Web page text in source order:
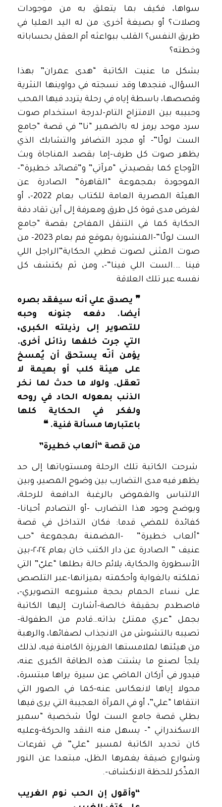
سواها، فكيف بما يتعلق به من موجودات
وصلات؟ أو بصيغة أخرى: من له اليد العليا في
طريق النفس؟ القلب ببواعثه أم العقل بحساباته
وخطته؟
بشكل ما عنيت الكاتبة “هدى عمران” بهذا
السؤال، فنجدها وقد نسجته في دواوينها النثرية
وقصصها، باسطة إياه في رحلة يتردد فيها المحب
وحبيبه بين الامتزاج التام-لدرجة استخدام صوت
سرد موحد يرمز له بالضمير “نا” في قصة “جامع
الست لولّا”- أو مجرد التضافر والتشابك الذي
يظهر صوت كل طرف-إما بقصد المناجاة وبث
الأوجاع كما بقصيدتي “مرآتي” و”قصائد خطيرة”-
الموجودة بمجموعة “القاهرة” الصادرة عن
الهيئة المصرية العامة للكتاب بعام 2022-، أو
لغرض مدى قوة كل طرق ومعرفة إلى أين تقاد دفة
الحكاية كما في التنقل المفاجئ بقصة “جامع
الست لولّا”-المنشورة بموقع فم بعام 2023- من
صوت المثنى لصوت قطبي الحكاية”الراجل اللي
فينا ….الست اللي فينا”-، ومن ثم يكتشف كل
نفسه عبر تلك العلاقة
❞ يصدق علي أنه سيفقد بصره
أيضا. دفعه جنونه وحبه
للتصوير إلى رذيلته الكبرى،
التي جرت خلفها رذائل أخرى.
يؤمن أنّه يستحق أن يُمسخ
على هيئة كلب أو بهيمة لا
تعقل. ولولا ما حدث لما نخر
الذنب بمعوله الحاد في روحه
ولفكر في الحكاية كلها
باعتبارها مسألة فنية. ❝
‏من قصة “ألعاب خطيرة”
شرحت الكاتبة تلك الرحلة ومستوياتها إلى حد
يظهر فيه مدى التضارب بين وضوح المصير، وبين
الالتباس والغموض بالرغبة الدافعة للرحلة،
ويوضح وجود هذا التضارب -أو التصادم أحيانا-
كفائدة للمضي قدما: فكان التداخل في قصة
“ألعاب خطيرة” -المضمنة بمجموعة “حب
عنيف ” الصادرة عن دار الكتب خان بعام ٢٠٢٤-بين
الأسطورة والحكاية، يلائم حالة بطلها “عليّ” التي
تملكته بالغواية وأحكمته بميزانها-عبر التلصص
على نساء الحمام بحجة مشروعه التصويري-،
فاصطدم بحقيقة خالصة-أشارت إليها الكاتبة
بجمل “عري ممتلئ بذاته…قادم من الطفولة-
تصيبه بالتشوش من الانجذاب لصفائها، والرهبة
من هيئتها لملامستها الغريزة الكامنة فيه، لذلك
يلجأ لصنع ما يشتت هذه الطاقة الكبرى عنه،
فيدور في أركان الماضي عن سيرة يراها مبتسرة،
محولا إياها لانعكاس عنه-كما في الصور التي
انتقاها “علي”، أو في المرآة العجيبة التي يرى فيها
بطلي قصة جامع الست لولّا شخصية “سمير
الاسكندراني “- يسهل منه النقد والحركة-وعليه
كان تحديد الكاتبة لمسير “علي” في تفرعات
وشوارع ضيقة يغمرها الظل، مبتعدا عن النور
المذّكر للحظة الانكشاف-.
“وأقول إن الحب نوم الغريب